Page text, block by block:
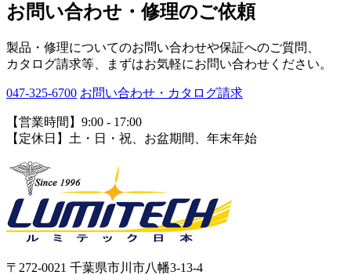
お問い合わせ・修理のご依頼
製品・修理についてのお問い合わせや保証へのご質問、
カタログ請求等、まずはお気軽にお問い合わせください。
047-325-6700 お問い合わせ・カタログ請求
【営業時間】9:00 - 17:00
【定休日】土・日・祝、お盆期間、年末年始
〒272-0021 千葉県市川市八幡3-13-4